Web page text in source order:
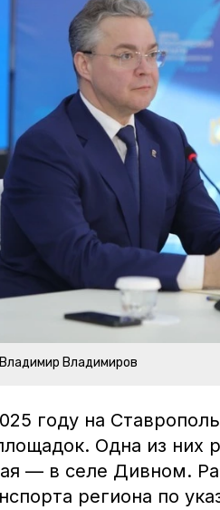
Владимиров
году на
Одна из них
— в селе Дивном.
региона по